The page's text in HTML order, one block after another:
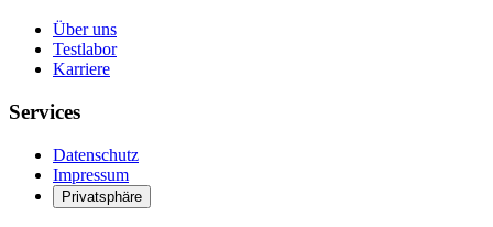
Über uns
Testlabor
Karriere
Services
Datenschutz
Impressum
Privatsphäre